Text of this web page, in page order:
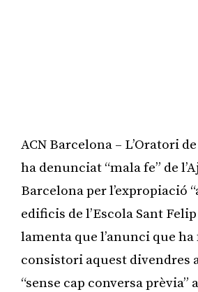
ACN Barcelona – L’Oratori
ha denunciat “mala fe” de
Barcelona per l’expropiació
edificis de l’Escola Sant
lamenta que l’anunci que ha
consistori aquest divendres
“sense cap conversa prèvia”